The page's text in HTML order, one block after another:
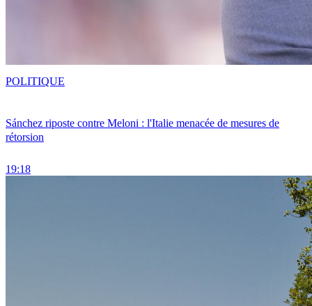
Sánchez riposte contre Meloni : l'Italie menacée de mesures de
rétorsion
19:18
POLITIQUE